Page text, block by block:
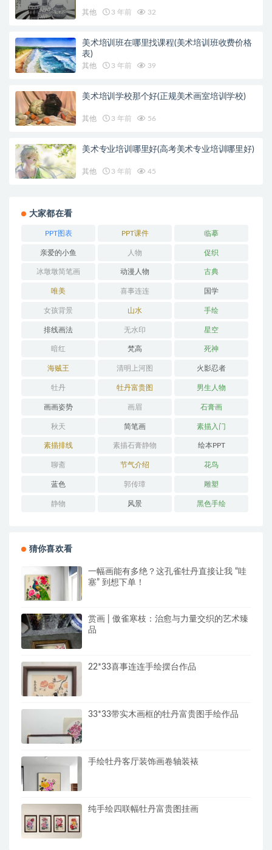
其他 3 年前 32
美术培训班在哪里找课程(美术培训班收费价格
表)
其他 3 年前 39
美术培训学校那个好(正规美术画室培训学校)
其他 3 年前 56
美术专业培训哪里好(高考美术专业培训哪里好)
其他 3 年前 45
大家都在看
PPT图表 PPT课件 临摹
亲爱的小鱼 人物 促织
冰墩墩简笔画 动漫人物 古典
唯美 喜事连连 国学
女孩背景 山水 手绘
排线画法 无水印 星空
暗红 梵高 死神
海贼王 清明上河图 火影忍者
牡丹 牡丹富贵图 男生人物
画画姿势 画眉 石膏画
秋天 简笔画 素描入门
素描排线 素描石膏静物 绘本PPT
聊斋 节气介绍 花鸟
蓝色 郭传璋 雕塑
静物 风景 黑色手绘
猜你喜欢看
一幅画能有多绝？这孔雀牡丹直接让我 “哇
塞” 到想下单！
赏画 | 傲雀寒枝：治愈与力量交织的艺术臻
品
22*33喜事连连手绘摆台作品
33*33带实木画框的牡丹富贵图手绘作品
手绘牡丹客厅装饰画卷轴装裱
纯手绘四联幅牡丹富贵图挂画